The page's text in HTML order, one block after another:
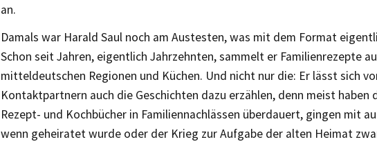
an.
Damals war Harald Saul noch am Austesten, was mit dem Format
Schon seit Jahren, eigentlich Jahrzehnten, sammelt er Familienrezepte
mitteldeutschen Regionen und Küchen. Und nicht nur die: Er lässt sich
Kontaktpartnern auch die Geschichten dazu erzählen, denn meist haben
Rezept- und Kochbücher in Familiennachlässen überdauert, gingen mit
wenn geheiratet wurde oder der Krieg zur Aufgabe der alten Heimat